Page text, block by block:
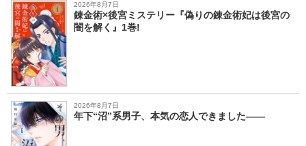
2026年8月7日
錬金術×後宮ミステリー『偽りの錬金術妃は後宮の
闇を解く』1巻!
2026年8月7日
年下“沼”系男子、本気の恋人できました――